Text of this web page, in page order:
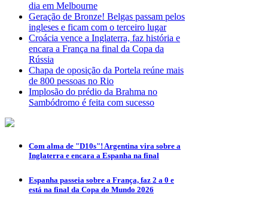
dia em Melbourne
Geração de Bronze! Belgas passam pelos
ingleses e ficam com o terceiro lugar
Croácia vence a Inglaterra, faz história e
encara a França na final da Copa da
Rússia
Chapa de oposição da Portela reúne mais
de 800 pessoas no Rio
Implosão do prédio da Brahma no
Sambódromo é feita com sucesso
Com alma de "D10s"! Argentina vira sobre a
Inglaterra e encara a Espanha na final
Espanha passeia sobre a França, faz 2 a 0 e
está na final da Copa do Mundo 2026